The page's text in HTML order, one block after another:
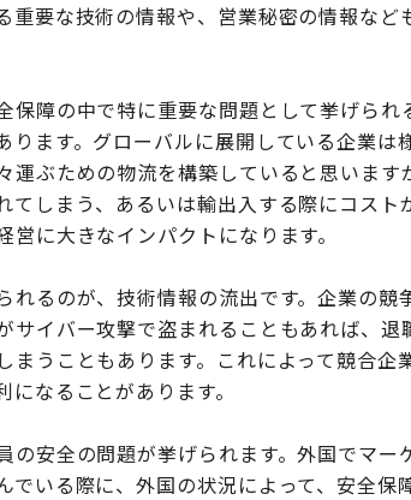
重要な技術の情報や、営業秘密の情報など
保障の中で特に重要な問題として挙げられ
ります。グローバルに展開している企業は
運ぶための物流を構築していると思います
てしまう、あるいは輸出入する際にコスト
営に大きなインパクトになります。
れるのが、技術情報の流出です。企業の競
サイバー攻撃で盗まれることもあれば、退
まうこともあります。これによって競合企
になることがあります。
の安全の問題が挙げられます。外国でマー
でいる際に、外国の状況によって、安全保